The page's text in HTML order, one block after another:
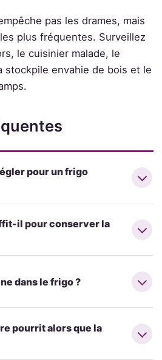
pas les drames, mais
plus fréquentes. Surveillez
le cuisinier malade, le
stockpile envahie de bois et le
pour un frigo
il pour conserver la
dans le frigo ?
pourrit alors que la